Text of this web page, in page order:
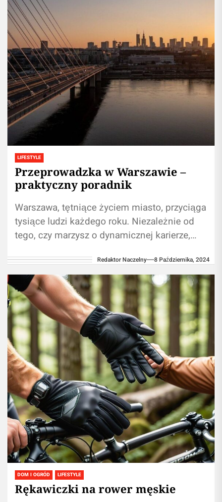
LIFESTYLE
Przeprowadzka w Warszawie –
praktyczny poradnik
Warszawa, tętniące życiem miasto, przyciąga
tysiące ludzi każdego roku. Niezależnie od
tego, czy marzysz o dynamicznej karierze,
zmianie...
Redaktor Naczelny 8 Października, 2024
DOM I OGRÓD LIFESTYLE
Rękawiczki na rower męskie